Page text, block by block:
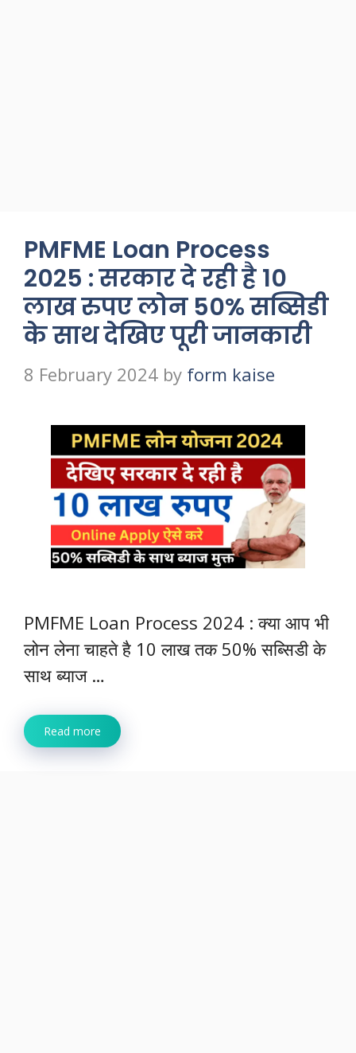
PMFME Loan Process
2025 : सरकार दे रही है 10
लाख रुपए लोन 50% सब्सिडी
के साथ देखिए पूरी जानकारी
8 February 2024 by form kaise
PMFME Loan Process 2024 : क्या आप भी
लोन लेना चाहते है 10 लाख तक 50% सब्सिडी के
साथ ब्याज …
Read more